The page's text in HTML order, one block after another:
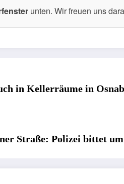
unten. Wir freuen uns
in Kellerräume in
Straße: Polizei bittet